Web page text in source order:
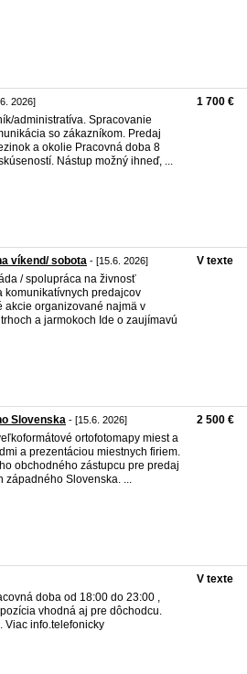
2026]
administratíva. Spracovanie
so zákazníkom. Predaj
a okolie Pracovná doba 8
Nástup možný ihneď, ...
1 700 €
víkend/ sobota - [15.6. 2026]
/ spolupráca na živnosť
komunikatívnych predajcov
akcie organizované najmä v
a jarmokoch Ide o zaujímavú
V texte
Slovenska - [15.6. 2026]
ortofotomapy miest a
a prezentáciou miestnych firiem.
obchodného zástupcu pre predaj
západného Slovenska. ...
2 500 €
doba od 18:00 do 23:00 ,
vhodná aj pre dôchodcu.
Viac info.telefonicky
V texte